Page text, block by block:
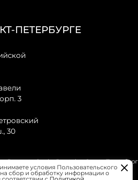
ПЕТЕРБУРГЕ
3
30
Peugeot, Opel и Renault в Санкт-
условия Пользовательского
сбор и обработку информации о